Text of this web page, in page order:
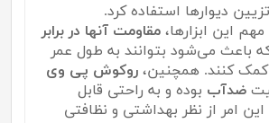
دیوارها استفاده کرد.
این ابزارها، مقاومت آنها در برابر
باعث می‌شود بتوانند به طول عمر
کمک کنند. همچنین، روکوش پی وی
ضدآب بوده و به راحتی قابل
امر از نظر بهداشتی و نظافتی